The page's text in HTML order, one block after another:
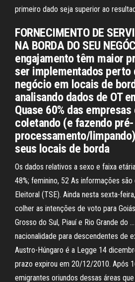
primeiro dado seja superior ao
FORNECIMENTO DE
NA BORDA DO SEU
engajamento têm maior
ser implementados perto
negócio em locais de
analisando dados de OT
Quase 60% das
coletando (e fazendo pré-
processamento/
seus locais de borda
Os dados relativos a sexo e faixa
48%; feminino, 52 As informações
Eleitoral (TSE). Ainda nesta sexta-
colher as intenções de voto para
Grosso do Sul, Piauí e Rio Grande do …
nacionalidade para descendentes de
Austro-Húngaro é a Legge 14
prazo expirou em 20/12/2010. Após
emigrantes oriundos dessas áreas